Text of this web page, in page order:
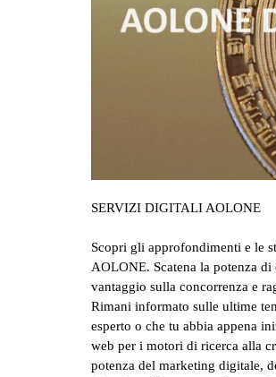
SERVIZI DIGITALI AOLONE
Scopri gli approfondimenti e le
AOLONE. Scatena la potenza
vantaggio sulla concorrenza e
Rimani informato sulle ultime
esperto o che tu abbia appena
web per i motori di ricerca alla
potenza del marketing digitale,